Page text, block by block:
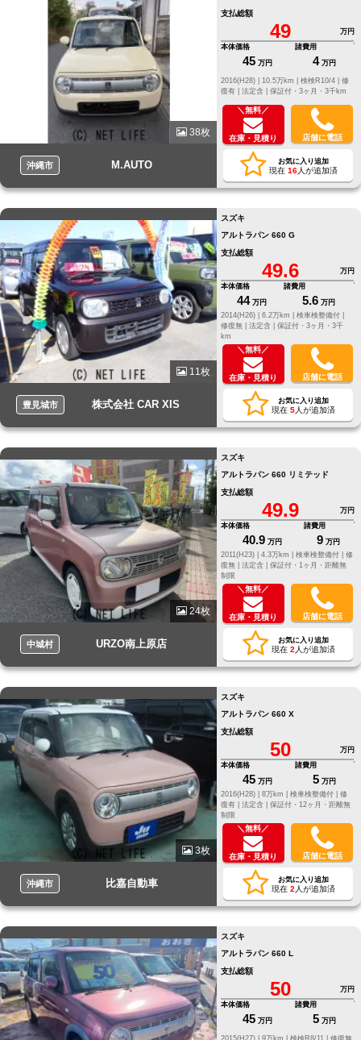
38枚
沖縄市 M.AUTO
支払総額
49
万円
本体価格
45 万円
諸費用
4 万円
修
復有 | 法定含 | 保証付・3ヶ月・3千km
＼無料／
在庫・見積り 店舗に電話
お気に入り追加
現在 16人が追加済
11枚
豊見城市 株式会社 CAR XIS
スズキ
アルトラパン 660 G
支払総額
49.6
万円
本体価格
44 万円
諸費用
5.6 万円
2014(H26) |
6.2万km |
検車検整備付 |
修復無 | 法定含 | 保証付・3ヶ月・3千
km
＼無料／
在庫・見積り 店舗に電話
お気に入り追加
現在 5人が追加済
24枚
中城村 URZO南上原店
スズキ
アルトラパン 660 リミテッド
支払総額
49.9
万円
本体価格
40.9 万円
諸費用
9 万円
2011(H23) |
4.3万km | 検車検整備付 | 修
復無 | 法定含 | 保証付・1ヶ月・距離無
制限
＼無料／
在庫・見積り 店舗に電話
お気に入り追加
現在 2 人が追加済
3枚
沖縄市 比嘉自動車
スズキ
アルトラパン 660 X
支払総額
50
万円
本体価格
45 万円
諸費用
5 万円
2016(H28) |
8万km | 検車検整備付 | 修
復有 | 法定含 | 保証付・12ヶ月・距離無
制限
＼無料／
在庫・見積り 店舗に電話
お気に入り追加
現在 2 人が追加済
スズキ
アルトラパン 660 L
支払総額
50
万円
本体価格
45 万円
諸費用
5 万円
修復無